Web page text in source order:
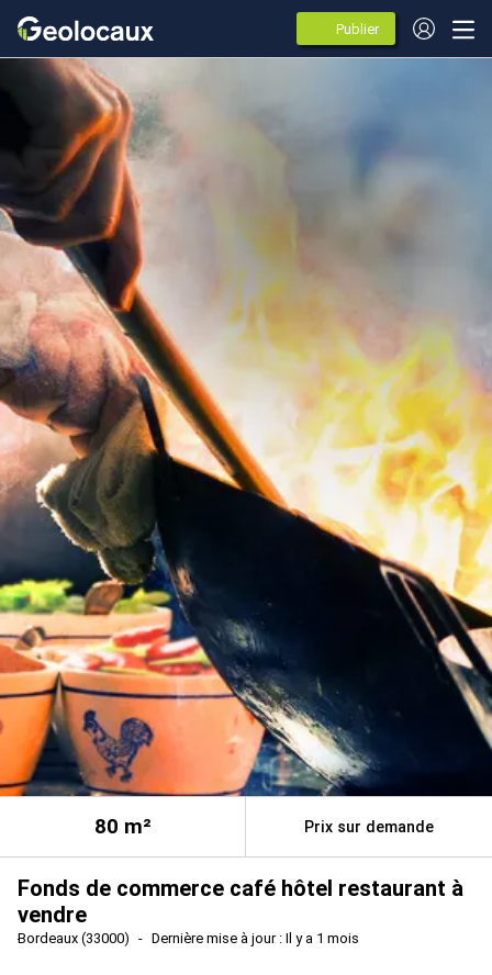
Publier
des
annonces
80 m² Prix sur demande
Fonds de commerce café hôtel restaurant à
vendre
Bordeaux (33000) Dernière mise à jour : Il y a 1 mois